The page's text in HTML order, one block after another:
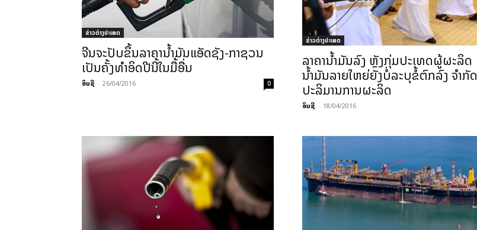
ຂ່າວຕ່າງປະເທດ
ຈີນ​ຈະ​ປັບຂຶ້ນ​ລາຄານໍ້າມັນ​ແອັດ​ຊັງ-ກາ​ຊວນ ​
ເປັນຄັ້ງ​ທຳ​ອິດ​​ປີ​ນີ້ໃນ​ມື້​ອື່ນ
ອິນຊີ - 26/04/2016 0
ຂ່າວຕ່າງປະເທດ
ລາຄາ​ນໍ້າມັນ​ລົງ ຫຼັງ​ກຸ່ມ​ປະ​ເທດ​ຜູ້​ຜະລິດ​
ນໍ້າມັນ​ລາຍ​ໃຫຍ່​ຍັງ​ບໍ່ລະບຸ​ຂໍ້​ຕົກລົງ ​ຈຳກັດ​
ປະລິມານ​ການ​ຜະລິດ
ອິນຊີ - 18/04/2016